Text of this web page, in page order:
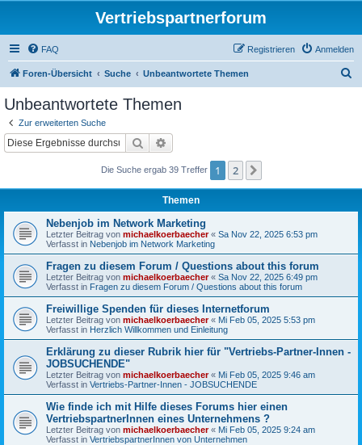
Vertriebspartnerforum
FAQ Anmelden
Registrieren
Foren-Übersicht Suche Unbeantwortete Themen
Unbeantwortete Themen
Zur erweiterten Suche
Suche
Die Suche ergab 39 Treffer 1 2
Themen
Nebenjob im Network Marketing
Letzter Beitrag von michaelkoerbaecher« Sa Nov 22, 2025 6:53 pm
Verfasst in Nebenjob im Network Marketing
Fragen zu diesem Forum / Questions about this forum
Letzter Beitrag von michaelkoerbaecher« Sa Nov 22, 2025 6:49 pm
Verfasst in Fragen zu diesem Forum / Questions about this forum
Freiwillige Spenden für dieses Internetforum
Letzter Beitrag von michaelkoerbaecher« Mi Feb 05, 2025 5:53 pm
Verfasst in Herzlich Willkommen und Einleitung
Erklärung zu dieser Rubrik hier für "Vertriebs-Partner-Innen -
JOBSUCHENDE"
Letzter Beitrag von michaelkoerbaecher« Mi Feb 05, 2025 9:46 am
Verfasst in Vertriebs-Partner-Innen - JOBSUCHENDE
Wie finde ich mit Hilfe dieses Forums hier einen
VertriebspartnerInnen eines Unternehmens ?
Letzter Beitrag von michaelkoerbaecher« Mi Feb 05, 2025 9:24 am
Verfasst in VertriebspartnerInnen von Unternehmen